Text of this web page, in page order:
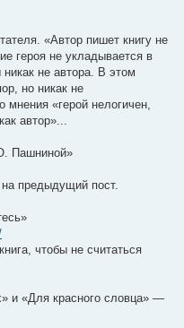
«Автор пишет книгу не
героя не укладывается в
не автора. В этом
но никак не
мнения «герой нелогичен,
автор»...
Пашниной»
предыдущий пост.
чтобы не считаться
и «Для красного словца» —